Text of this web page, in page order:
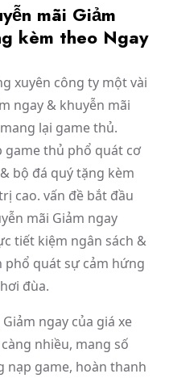
mãi Giảm
kèm theo Ngay
xuyên công ty một vài
ngay & khuyễn mãi
lại game thủ.
thủ phổ quát cơ
bộ đá quý tặng kèm
cao. vấn đề bắt đầu
mãi Giảm ngay
tiết kiệm ngân sách &
phổ quát sự cảm hứng
đùa.
ngay của giá xe
nhiều, mang số
game, hoàn thanh